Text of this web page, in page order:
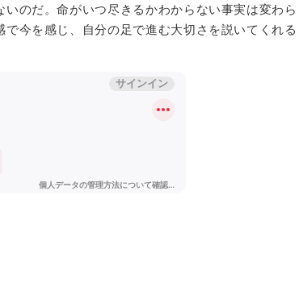
のだ。命がいつ尽きるかわからない事実は変わら
今を感じ、自分の足で進む大切さを説いてくれる